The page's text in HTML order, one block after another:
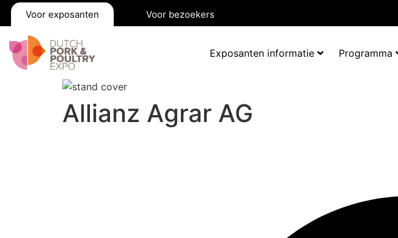
Voor exposanten Voor bezoekers
Exposanten informatie Programma
Allianz Agrar AG